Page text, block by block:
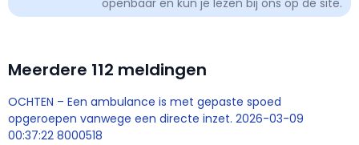
openbaar en kun je lezen bij ons op de site.
Meerdere 112 meldingen
OCHTEN – Een ambulance is met gepaste spoed
opgeroepen vanwege een directe inzet. 2026-03-09
00:37:22 8000518